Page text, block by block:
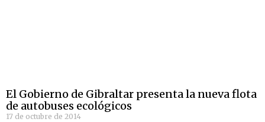
El Gobierno de Gibraltar presenta la nueva flota
de autobuses ecológicos
17 de octubre de 2014